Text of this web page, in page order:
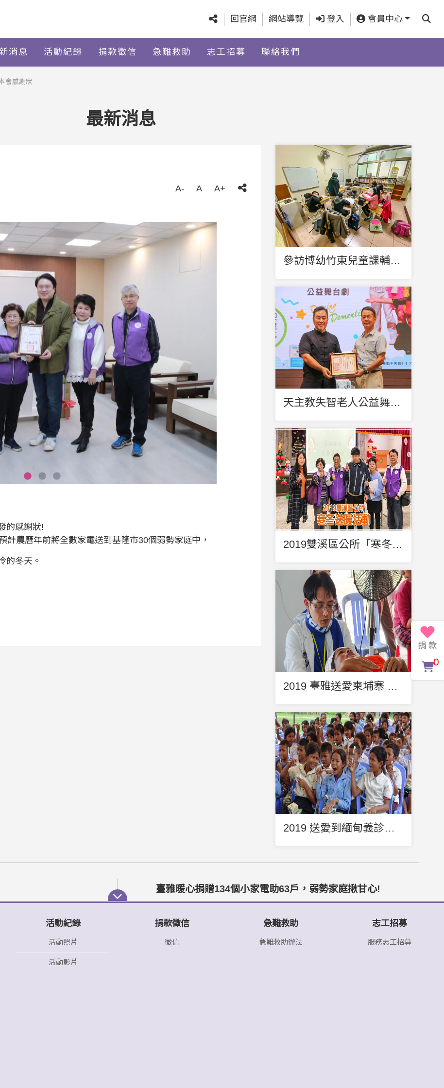
回官網 網站導覽 登入 會員中心 查詢
消息 活動紀錄 捐款徵信 急難救助 志工招募 聯絡我們
會感謝狀
最新消息
A-
A A+
的感謝狀!
計農曆年前將全數家電送到基隆市30個弱勢家庭中，
的冬天。
參訪博幼竹東兒童課輔中心_討論中低收入戶兒童課後輔導合作計畫
天主教失智老人公益舞台劇
2019雙溪區公所「寒冬送暖」活動
2019 臺雅送愛柬埔寨 菩薩省義診
2019 送愛到緬甸義診團開始招兵買馬
臺雅暖心捐贈134個小家電助63戶，弱勢家庭揪甘心!
活動紀錄
活動照片
活動影片
捐款徵信
徵信
急難救助
急難救助辦法
志工招募
服務志工招募
0